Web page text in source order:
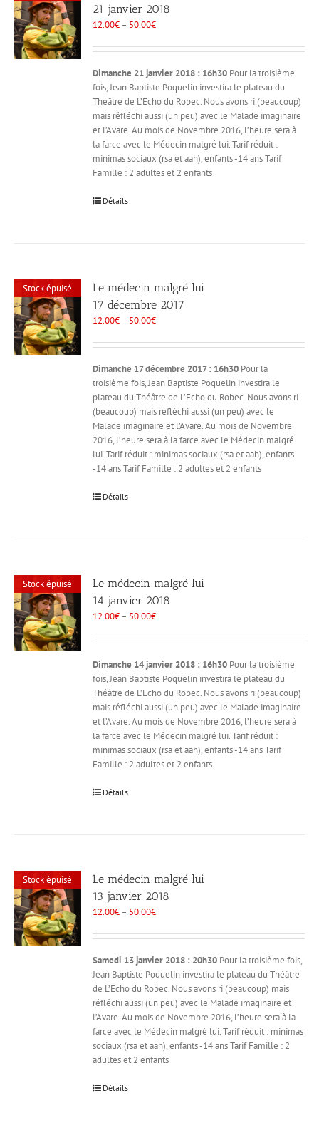
21 janvier 2018
12.00€– 50.00€
Dimanche 21 janvier 2018 : 16h30 Pour la troisième
fois, Jean Baptiste Poquelin investira le plateau du
Théâtre de L’Echo du Robec. Nous avons ri (beaucoup)
mais réfléchi aussi (un peu) avec le Malade imaginaire
et l’Avare. Au mois de Novembre 2016, l’heure sera à
la farce avec le Médecin malgré lui. Tarif réduit :
minimas sociaux (rsa et aah), enfants -14 ans Tarif
Famille : 2 adultes et 2 enfants
Détails
Stock épuisé
Le médecin malgré lui
17 décembre 2017
12.00€– 50.00€
Dimanche 17 décembre 2017 : 16h30 Pour la
troisième fois, Jean Baptiste Poquelin investira le
plateau du Théâtre de L’Echo du Robec. Nous avons ri
(beaucoup) mais réfléchi aussi (un peu) avec le
Malade imaginaire et l’Avare. Au mois de Novembre
2016, l’heure sera à la farce avec le Médecin malgré
lui. Tarif réduit : minimas sociaux (rsa et aah), enfants
-14 ans Tarif Famille : 2 adultes et 2 enfants
Détails
Stock épuisé
Le médecin malgré lui
14 janvier 2018
12.00€– 50.00€
Dimanche 14 janvier 2018 : 16h30 Pour la troisième
fois, Jean Baptiste Poquelin investira le plateau du
Théâtre de L’Echo du Robec. Nous avons ri (beaucoup)
mais réfléchi aussi (un peu) avec le Malade imaginaire
et l’Avare. Au mois de Novembre 2016, l’heure sera à
la farce avec le Médecin malgré lui. Tarif réduit :
minimas sociaux (rsa et aah), enfants -14 ans Tarif
Famille : 2 adultes et 2 enfants
Détails
Stock épuisé
Le médecin malgré lui
13 janvier 2018
12.00€– 50.00€
Samedi 13 janvier 2018 : 20h30 Pour la troisième fois,
Jean Baptiste Poquelin investira le plateau du Théâtre
de L’Echo du Robec. Nous avons ri (beaucoup) mais
réfléchi aussi (un peu) avec le Malade imaginaire et
l’Avare. Au mois de Novembre 2016, l’heure sera à la
farce avec le Médecin malgré lui. Tarif réduit : minimas
sociaux (rsa et aah), enfants -14 ans Tarif Famille : 2
adultes et 2 enfants
Détails